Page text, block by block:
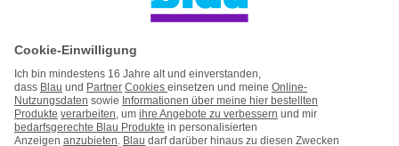
Handyvertrag ohne Handy
Kontakt Impressum AGB & Pflichtinformationen